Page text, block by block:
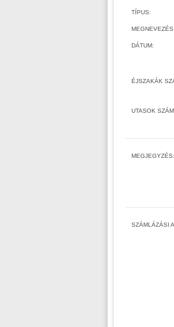
TÍPUS:
MEGNEVEZÉS:
DÁTUM:
ÉJSZAKÁK
UTASOK
MEGJEGYZÉS:
SZÁMLÁZÁSI